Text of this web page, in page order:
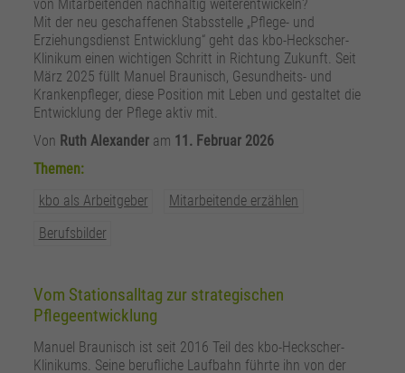
von Mitarbeitenden nachhaltig weiterentwickeln?
Mit der neu geschaffenen Stabsstelle „Pflege- und
Erziehungsdienst Entwicklung“ geht das kbo-Heckscher-
Klinikum einen wichtigen Schritt in Richtung Zukunft. Seit
März 2025 füllt Manuel Braunisch, Gesundheits- und
Krankenpfleger, diese Position mit Leben und gestaltet die
Entwicklung der Pflege aktiv mit.
Von Ruth Alexanderam 11. Februar 2026
Themen:
kbo als Arbeitgeber
Mitarbeitende erzählen
Berufsbilder
Vom Stationsalltag zur strategischen
Pflegeentwicklung
Manuel Braunisch ist seit 2016 Teil des kbo-Heckscher-
Klinikums. Seine berufliche Laufbahn führte ihn von der
Zweck Speichert die Kontrasteinstellung der Webseite.
zusätzliche Informationen anzubieten.